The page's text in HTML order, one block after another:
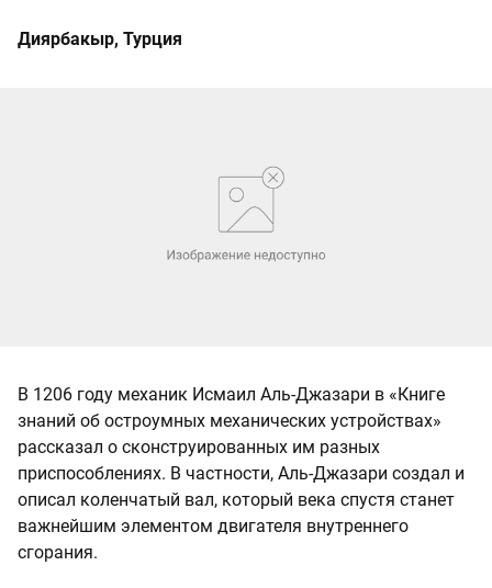
Диярбакыр, Турция
В 1206 году механик Исмаил Аль-Джазари в «Книге
знаний об остроумных механических устройствах»
рассказал о сконструированных им разных
приспособлениях. В частности, Аль-Джазари создал и
описал коленчатый вал, который века спустя станет
важнейшим элементом двигателя внутреннего
сгорания.